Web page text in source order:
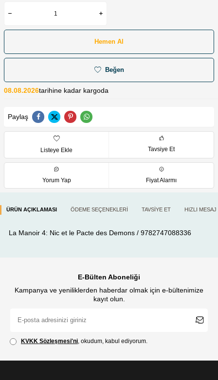
Hemen Al
Beğen
08.08.2026tarihine kadar kargoda
Paylaş
Listeye Ekle Tavsiye Et
Yorum Yap Fiyat Alarmı
ÜRÜN AÇIKLAMASI ÖDEME SEÇENEKLERI TAVSIYE ET HIZLI MESAJ
La Manoir 4: Nic et le Pacte des Demons / 9782747088336
E-Bülten Aboneliği
Kampanya ve yeniliklerden haberdar olmak için e-bültenimize
kayıt olun.
KVKK Sözleşmesi'ni , okudum, kabul ediyorum.